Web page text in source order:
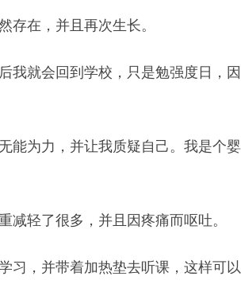
存在，并且再次生长。
我就会回到学校，只是勉强度日，因
能为力，并让我质疑自己。我是个婴
减轻了很多，并且因疼痛而呕吐。
习，并带着加热垫去听课，这样可以